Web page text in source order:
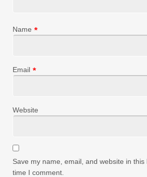
Name *
Email *
Website
Save my name, email, and website in
time I comment.